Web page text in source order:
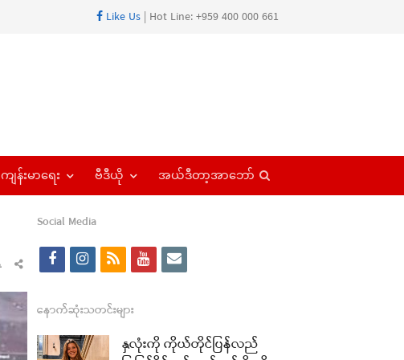
Like Us | Hot Line: +959 400 000 661
ကျန်းမာရေး ဗီဒီယို အယ်ဒီတာ့အာဘော်
Share
post
Social Media
f
c
e
i
s
t
r
s
y
t
e
i
နောက်ဆုံးသတင်းများ
နှလုံးကို ကိုယ်တိုင်ပြန်လည်